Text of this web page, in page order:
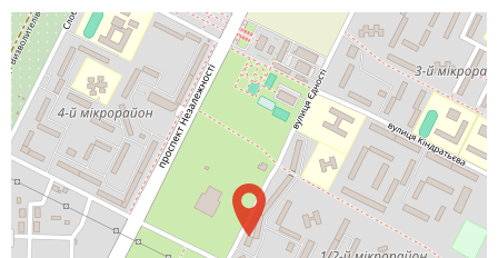
Відгуки
Депозити юр. осіб
Кредити для бізнеса
Інтернет-банкінг